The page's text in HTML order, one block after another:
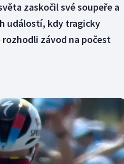
zaskočil své soupeře a
událostí, kdy tragicky
závod na počest